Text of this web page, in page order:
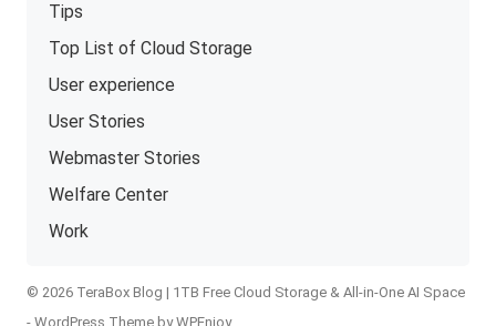
Tips
Top List of Cloud Storage
User experience
User Stories
Webmaster Stories
Welfare Center
Work
© 2026 TeraBox Blog | 1TB Free Cloud Storage & All-in-One AI Space
-WordPress Theme byWPEnjoy